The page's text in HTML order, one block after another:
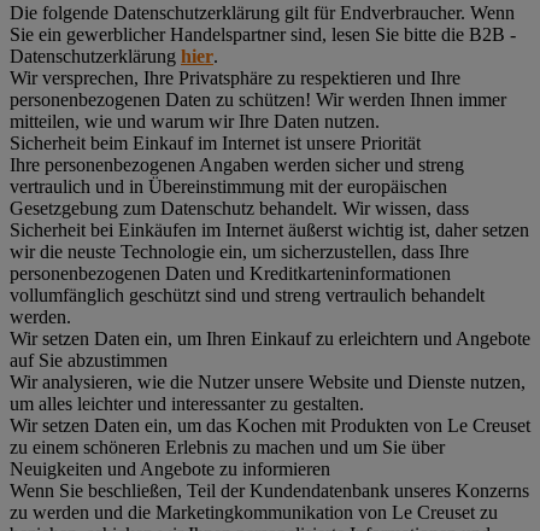
Die folgende Datenschutzerklärung gilt für Endverbraucher. Wenn
Sie ein gewerblicher Handelspartner sind, lesen Sie bitte die B2B -
Datenschutzerklärung hier.
Wir versprechen, Ihre Privatsphäre zu respektieren und Ihre
personenbezogenen Daten zu schützen! Wir werden Ihnen immer
mitteilen, wie und warum wir Ihre Daten nutzen.
Sicherheit beim Einkauf im Internet ist unsere Priorität
Ihre personenbezogenen Angaben werden sicher und streng
vertraulich und in Übereinstimmung mit der europäischen
Gesetzgebung zum Datenschutz behandelt. Wir wissen, dass
Sicherheit bei Einkäufen im Internet äußerst wichtig ist, daher setzen
wir die neuste Technologie ein, um sicherzustellen, dass Ihre
personenbezogenen Daten und Kreditkarteninformationen
vollumfänglich geschützt sind und streng vertraulich behandelt
werden.
Wir setzen Daten ein, um Ihren Einkauf zu erleichtern und Angebote
auf Sie abzustimmen
Wir analysieren, wie die Nutzer unsere Website und Dienste nutzen,
um alles leichter und interessanter zu gestalten.
Wir setzen Daten ein, um das Kochen mit Produkten von Le Creuset
zu einem schöneren Erlebnis zu machen und um Sie über
Neuigkeiten und Angebote zu informieren
Wenn Sie beschließen, Teil der Kundendatenbank unseres Konzerns
zu werden und die Marketingkommunikation von Le Creuset zu